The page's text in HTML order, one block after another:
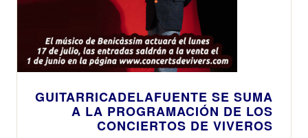
GUITARRICADELAFUENTE SE SUMA
A LA PROGRAMACIÓN DE LOS
CONCIERTOS DE VIVEROS